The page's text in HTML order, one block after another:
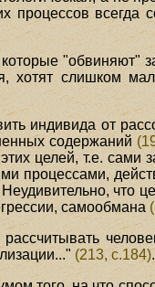
всегда
"обвиняют"
хотят слишком
индивида от
содержаний
целей, т.е.
Неудивительно, что
самообмана
(213, с.184).